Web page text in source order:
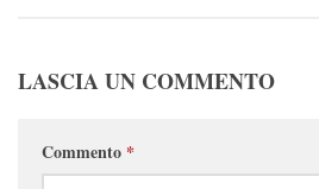
LASCIA UN COMMENTO
Commento *